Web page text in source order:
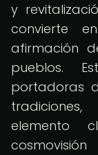
y
convierte
afirmación
pueblos.
portadoras
elemento